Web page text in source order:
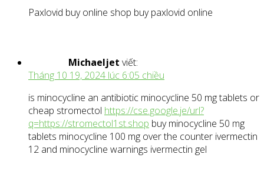
Paxlovid buy online shop buy paxlovid online
Michaeljet viết:
Tháng 10 19, 2024 lúc 6:05 chiều
is minocycline an antibiotic minocycline 50 mg tablets or
cheap stromectol https://cse.google.je/url?
q=https://stromectol1st.shop buy minocycline 50 mg
tablets minocycline 100 mg over the counter ivermectin
12 and minocycline warnings ivermectin gel